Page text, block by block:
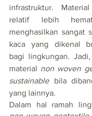
infrastruktur.
relatif lebih
menghasilkan sangat
kaca yang dikenal
bagi lingkungan.
material non woven
sustainable bila
yang lainnya.